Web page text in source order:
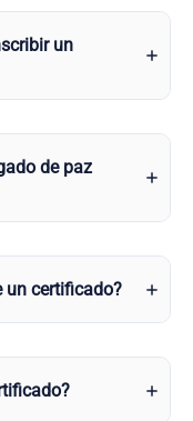
un
de paz
un certificado?